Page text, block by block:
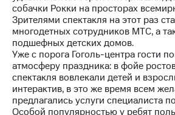
релизы
МТС
о технологиях
Достижения
Интервью
собачки Рокки на просторах
Зрителями спектакля на этот раз
многодетных сотрудников МТС, а
подшефных детских домов.
Уже с порога Гоголь-центра гости
атмосферу праздника: в фойе
спектакля вовлекали детей и
интерактив, в это же время всем
предлагались услуги специалиста
Особой популярностью у ребят